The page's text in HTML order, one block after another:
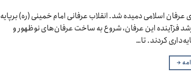
اسلامی دمیده شد. انقلاب عرفانی امام خمینی (ره) برپایه
فزآینده این عرفان، شروع به ساخت عرفان‌های نوظهور و
کردند. تا…
→